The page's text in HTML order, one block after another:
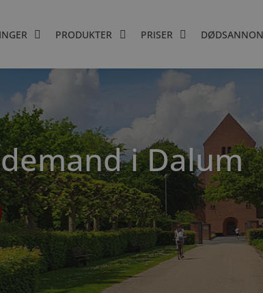
PRODUKTER PRISER
i Dalum